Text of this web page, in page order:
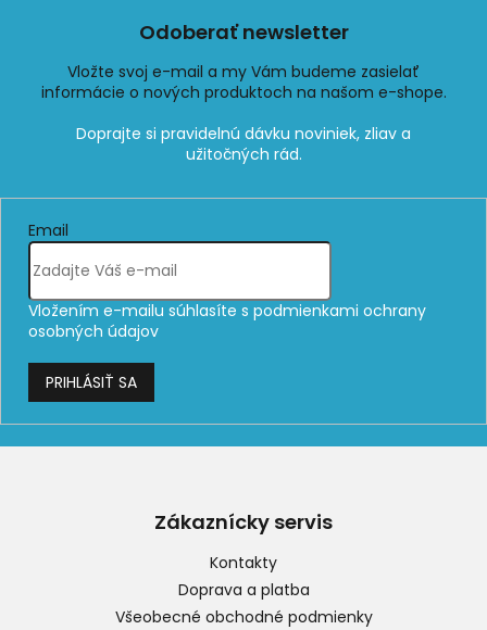
Odoberať newsletter
Vložte svoj e-mail a my Vám budeme zasielať
informácie o nových produktoch na našom e-shope.
Email
Vložením e-mailu súhlasíte s podmienkami ochrany
osobných údajov
PRIHLÁSIŤ SA
Zákaznícky servis
Kontakty
Doprava a platba
Všeobecné obchodné podmienky